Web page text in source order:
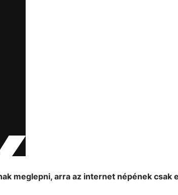
meglepni, arra az internet népének csak